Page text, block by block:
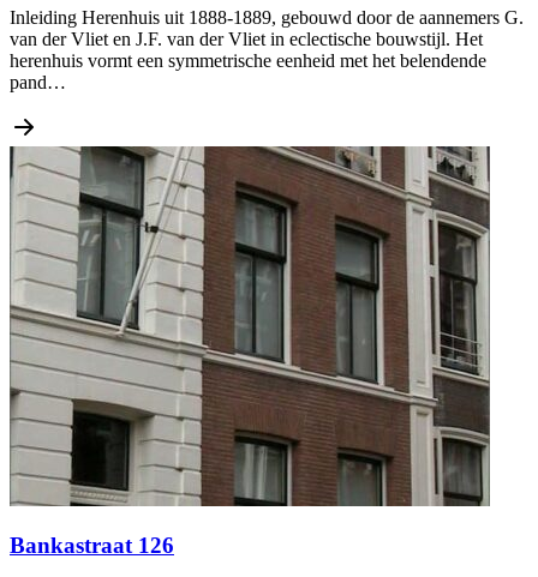
Inleiding Herenhuis uit 1888-1889, gebouwd door de aannemers G.
van der Vliet en J.F. van der Vliet in eclectische bouwstijl. Het
herenhuis vormt een symmetrische eenheid met het belendende
pand…
Bankastraat 126